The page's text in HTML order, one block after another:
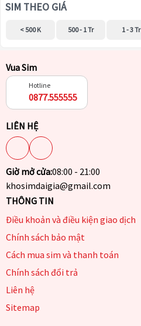
SIM THEO GIÁ
< 500 K 500 - 1 Tr 1 - 3 Tr
Vua Sim
Hotline
0877.555555
LIÊN HỆ
Giờ mở cửa:08:00 - 21:00
khosimdaigia@gmail.com
THÔNG TIN
Điều khoản và điều kiện giao dịch
Chính sách bảo mật
Cách mua sim và thanh toán
Chính sách đổi trả
Liên hệ
Sitemap